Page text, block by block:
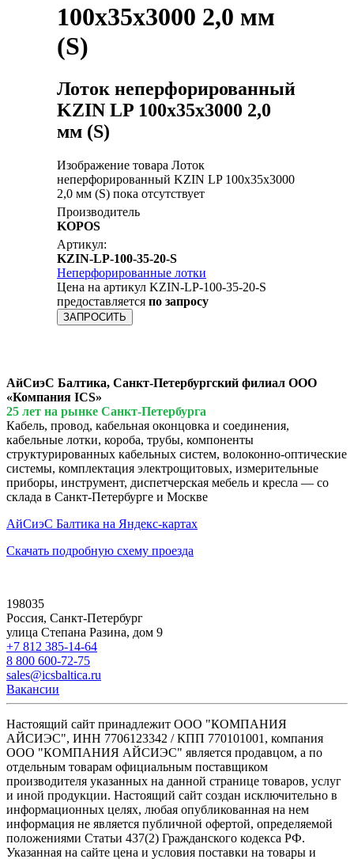
100x35х3000 2,0 мм
(S)
Лоток неперфорированный
KZIN LP 100x35х3000 2,0
мм (S)
Изображение товара Лоток
неперфорированный KZIN LP 100x35х3000
2,0 мм (S) пока отсутствует
Производитель
KOPOS
Артикул:
KZIN-LP-100-35-20-S
Неперфорированные лотки
Цена на артикул KZIN-LP-100-35-20-S
предоставляется по запросу
ЗАПРОСИТЬ
АйСиэС Балтика, Санкт-Петербургский филиал ООО
«Компания ICS»
25 лет на рынке Санкт-Петербурга
Кабель, провод, кабельная оконцовка и соединения,
кабельные лотки, короба, трубы, компоненты
структурированных кабельных систем, волоконно-оптические
системы, комплектация электрощитовых, измерительные
приборы, инструмент, диспетчерская мебель и кресла — со
склада в Санкт-Петербурге и Москве
АйСиэС Балтика на Яндекс-картах
Скачать подробную схему проезда
198035
Россия, Санкт-Петербург
улица Степана Разина, дом 9
+7 812 385-14-64
8 800 600-72-75
sales@icsbaltica.ru
Вакансии
Настоящий сайт принадлежит ООО "КОМПАНИЯ
АЙСИЭС", ИНН 7706123342 / КПП 770101001, компания
ООО "КОМПАНИЯ АЙСИЭС" является продавцом, а по
отдельным товарам официальным поставщиком
производителя указанных на данной странице товаров, услуг
и иной продукции. Настоящий сайт создан исключительно в
информационных целях, любая опубликованная на нем
информация не является публичной офертой, определяемой
положениями Статьи 437(2) Гражданского кодекса РФ.
Указанная на сайте цена и условия поставки на товары и